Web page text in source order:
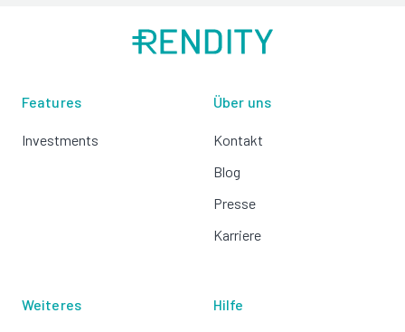
Features
Investments
Über uns
Kontakt
Blog
Presse
Karriere
Weiteres Hilfe